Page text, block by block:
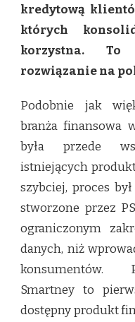
kredytową
których
korzystna.
rozwiązanie na
Podobnie jak
branża finansowa
była przede
istniejących
szybciej, proces
stworzone przez
ograniczonym
danych, niż
konsumentów.
Smartney to
dostępny produkt